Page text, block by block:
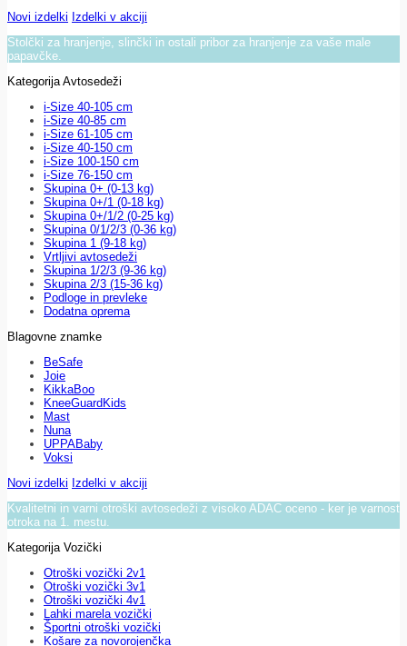
Novi izdelki Izdelki v akciji
Stolčki za hranjenje, slinčki in ostali pribor za hranjenje za vaše male
papavčke.
Kategorija Avtosedeži
i-Size 40-105 cm
i-Size 40-85 cm
i-Size 61-105 cm
i-Size 40-150 cm
i-Size 100-150 cm
i-Size 76-150 cm
Skupina 0+ (0-13 kg)
Skupina 0+/1 (0-18 kg)
Skupina 0+/1/2 (0-25 kg)
Skupina 0/1/2/3 (0-36 kg)
Skupina 1 (9-18 kg)
Vrtljivi avtosedeži
Skupina 1/2/3 (9-36 kg)
Skupina 2/3 (15-36 kg)
Podloge in prevleke
Dodatna oprema
Blagovne znamke
BeSafe
Joie
KikkaBoo
KneeGuardKids
Mast
Nuna
UPPABaby
Voksi
Novi izdelki Izdelki v akciji
Kvalitetni in varni otroški avtosedeži z visoko ADAC oceno - ker je varnost
otroka na 1. mestu.
Kategorija Vozički
Otroški vozički 2v1
Otroški vozički 3v1
Otroški vozički 4v1
Lahki marela vozički
Športni otroški vozički
Košare za novorojenčka